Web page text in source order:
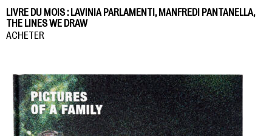
LIVRE DU MOIS : LAVINIA PARLAMENTI, MANFREDI PANTANELLA,
THE LINES WE DRAW
ACHETER